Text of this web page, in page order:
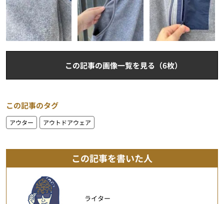
この記事の画像一覧を見る（6枚）
この記事のタグ
アウター アウトドアウェア
この記事を書いた人
ライター